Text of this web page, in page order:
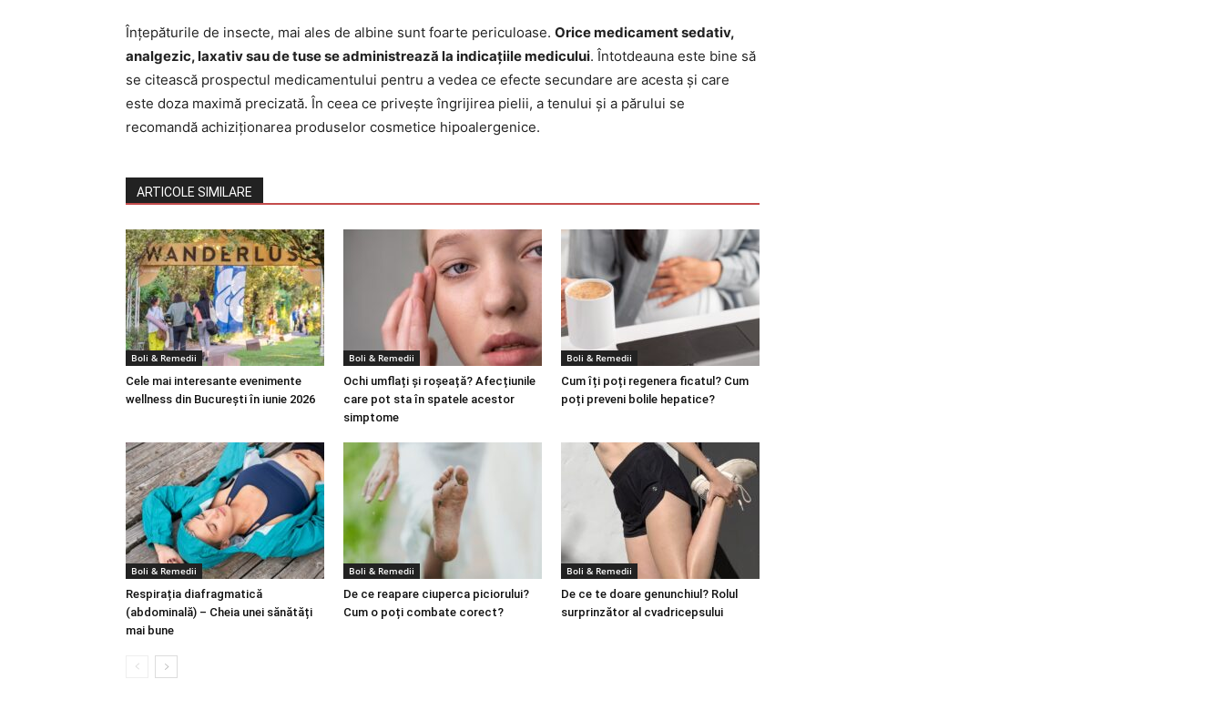
Înțepăturile de insecte, mai ales de albine sunt foarte periculoase. Orice medicament sedativ,
analgezic, laxativ sau de tuse se administrează la indicațiile medicului. Întotdeauna este bine să
se citească prospectul medicamentului pentru a vedea ce efecte secundare are acesta și care
este doza maximă precizată. În ceea ce privește îngrijirea pielii, a tenului și a părului se
recomandă achiziționarea produselor cosmetice hipoalergenice.
ARTICOLE SIMILARE
Boli & Remedii
Cele mai interesante evenimente
wellness din București în iunie 2026
Boli & Remedii
Ochi umflați și roșeață? Afecțiunile
care pot sta în spatele acestor
simptome
Boli & Remedii
Cum îți poți regenera ficatul? Cum
poți preveni bolile hepatice?
Boli & Remedii
Respirația diafragmatică
(abdominală) – Cheia unei sănătăți
mai bune
Boli & Remedii
De ce reapare ciuperca piciorului?
Cum o poți combate corect?
Boli & Remedii
De ce te doare genunchiul? Rolul
surprinzător al cvadricepsului